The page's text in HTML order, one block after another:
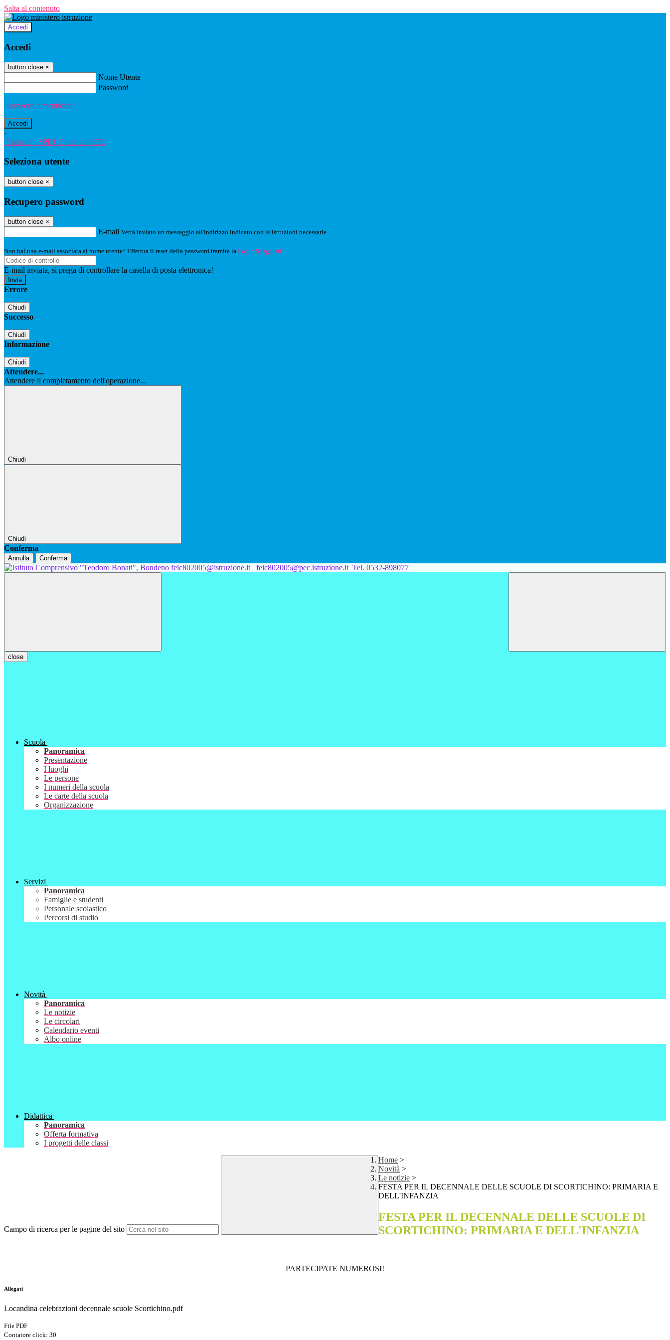
Salta al contenuto
Accedi
Accedi
button close ×
Nome Utente
Password
Password dimenticata?
-
Entra con SPID Entra con CIE
Seleziona utente
button close ×
Recupero password
button close ×
E-mail Verrà inviato un messaggio all'indirizzo indicato con le istruzioni necessarie.
Non hai una e-mail associata al nome utente? Effettua il reset della password tramite la Login Spaggiari
E-mail inviata, si prega di controllare la casella di posta elettronica!
Errore
Chiudi
Successo
Chiudi
Informazione
Chiudi
Attendere...
Attendere il completamento dell'operazione...
Chiudi
Chiudi
Conferma
Annulla Conferma
feic802005@istruzione.it feic802005@pec.istruzione.it Tel. 0532-898077
close
Scuola
Panoramica
Presentazione
I luoghi
Le persone
I numeri della scuola
Le carte della scuola
Organizzazione
Servizi
Panoramica
Famiglie e studenti
Personale scolastico
Percorsi di studio
Novità
Panoramica
Le notizie
Le circolari
Calendario eventi
Albo online
Didattica
Panoramica
Offerta formativa
I progetti delle classi
Campo di ricerca per le pagine del sito
Home >
Novità >
Le notizie >
FESTA PER IL DECENNALE DELLE SCUOLE DI SCORTICHINO: PRIMARIA E
DELL'INFANZIA
FESTA PER IL DECENNALE DELLE SCUOLE DI
SCORTICHINO: PRIMARIA E DELL'INFANZIA
PARTECIPATE NUMEROSI!
Allegati
Locandina celebrazioni decennale scuole Scortichino.pdf
File PDF
Contatore click: 30